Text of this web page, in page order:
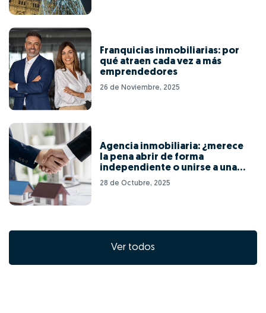
Franquicias inmobiliarias: por
qué atraen cada vez a más
emprendedores
26 de Noviembre, 2025
Agencia inmobiliaria: ¿merece
la pena abrir de forma
independiente o unirse a una
red de franquicias?
28 de Octubre, 2025
Ver todos